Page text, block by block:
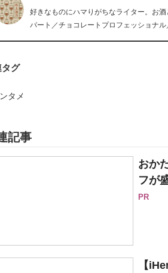
好きなものにハマりがちなライター。お
パート／チョコレートプロフェッショナ
タグ
タメ
記事
おか
フが
PR
【